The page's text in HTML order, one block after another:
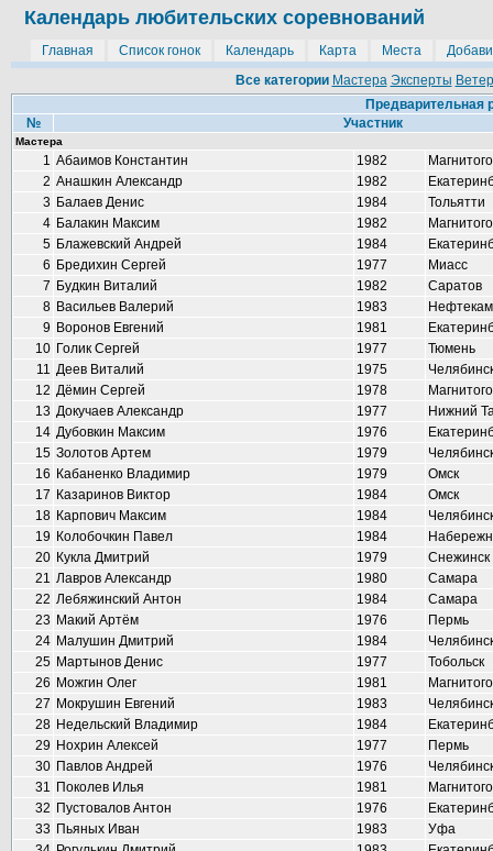
Календарь любительских соревнований
Главная Список гонок Календарь Карта Места
Все категории Мастера Эксперты
Предварительная
№
Участник
Мастера
1 Абаимов Константин 1982
2 Анашкин Александр 1982
3 Балаев Денис 1984
Тольятти
4 Балакин Максим 1982
5 Блажевский Андрей 1984
6 Бредихин Сергей 1977
Миасс
7 Будкин Виталий 1982
Саратов
8 Васильев Валерий 1983
9 Воронов Евгений 1981
10 Голик Сергей 1977
Тюмень
11 Деев Виталий 1975
12 Дёмин Сергей 1978
13 Докучаев Александр 1977
Нижний
14 Дубовкин Максим 1976
15 Золотов Артем 1979
16 Кабаненко Владимир 1979
Омск
17 Казаринов Виктор 1984
Омск
18 Карпович Максим 1984
19 Колобочкин Павел 1984
20 Кукла Дмитрий 1979
Снежинск
21 Лавров Александр 1980
Самара
22 Лебяжинский Антон 1984
Самара
23 Макий Артём 1976
Пермь
24 Малушин Дмитрий 1984
25 Мартынов Денис 1977
Тобольск
26 Можгин Олег 1981
27 Мокрушин Евгений 1983
28 Недельский Владимир 1984
29 Нохрин Алексей 1977
Пермь
30 Павлов Андрей 1976
31 Поколев Илья 1981
32 Пустовалов Антон 1976
33 Пьяных Иван 1983
Уфа